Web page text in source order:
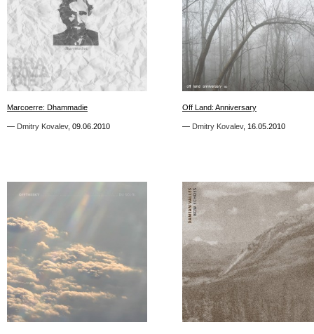
Marcoerre: Dhammadie
— Dmitry Kovalev, 09.06.2010
Marcoerre: Dhammadie
— Dmitry Kovalev, 09.06.2010
Off Land: Anniversary
— Dmitry Kovalev, 16.05.2010
Off Land: Anniversary
— Dmitry Kovalev, 16.05.2010
3